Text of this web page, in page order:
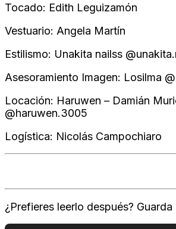
Tocado: Edith Leguizamón
Vestuario: Angela Martín
Estilismo: Unakita nailss
Asesoramiento Imagen: Losilma
Locación: Haruwen – Damián
@haruwen.3005
Logística: Nicolás Campochiaro
¿Prefieres leerlo después?